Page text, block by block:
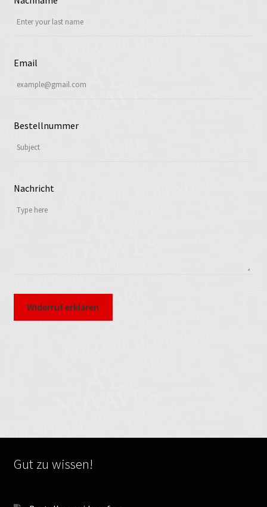
Email
Bestellnummer
Nachricht
Widerruf erklären
Gut zu wissen!